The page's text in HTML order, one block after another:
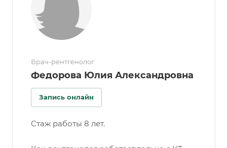
Врач-рентгенолог
Федорова Юлия Александровна
Запись онлайн
Стаж работы 8 лет.